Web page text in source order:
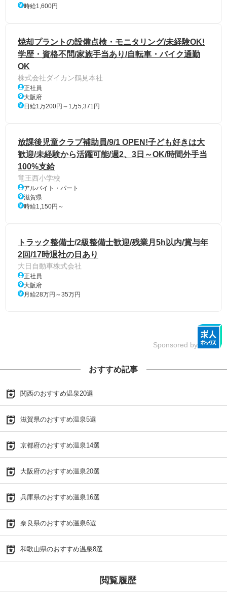
時給1,600円
焼却プラントの設備点検・モニタリング/未経験OK!
学歴・資格不問/家族手当あり/自転車・バイク通勤
OK
株式会社ダイカン鶴見本社
正社員
大阪府
日給1万200円～1万5,371円
放課後児童クラブ補助員/9/1 OPEN!子ども好きは大
歓迎/未経験から活躍可能/週2、3日～OK/時間外手当
100%支給
竜王西小学校
アルバイト・パート
滋賀県
時給1,150円～
トラック整備士/2級整備士歓迎/残業月5h以内/賞与年
2回/17時退社の日あり
大日自動車株式会社
正社員
大阪府
月給28万円～35万円
Sponsored by
おすすめ記事
関西のおすすめ温泉20選
滋賀県のおすすめ温泉5選
京都府のおすすめ温泉14選
大阪府のおすすめ温泉20選
兵庫県のおすすめ温泉16選
奈良県のおすすめ温泉6選
和歌山県のおすすめ温泉8選
閲覧履歴